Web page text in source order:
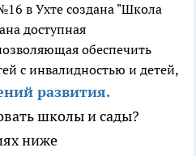
в Ухте создана "Школа
доступная
обеспечить
с инвалидностью и детей,
развития.
школы и сады?
ниже